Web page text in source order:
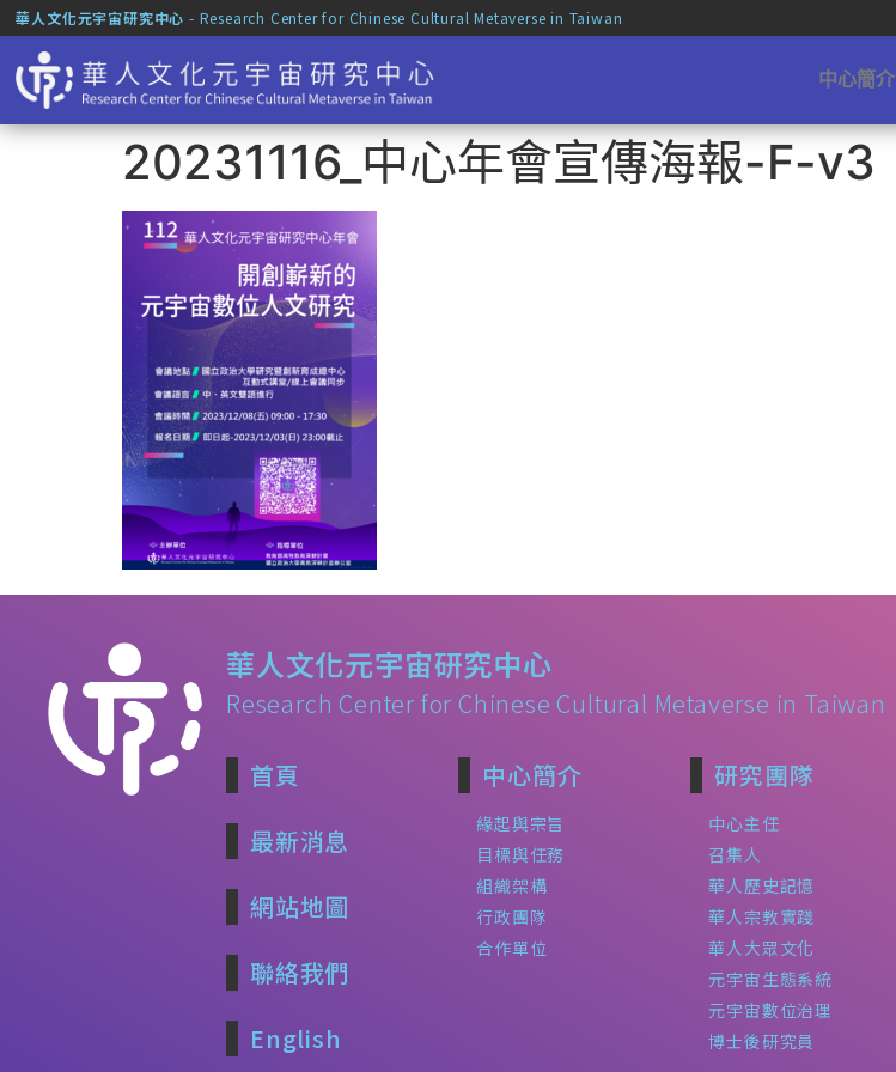
華人文化元宇宙研究中心 - Research Center for Chinese Cultural Metaverse in Taiwan
中心簡介
20231116_中心年會宣傳海報-F-v3
華人文化元宇宙研究中心
Research Center for Chinese Cultural Metaverse in Taiwan
首頁
最新消息
網站地圖
聯絡我們
English
中心簡介
緣起與宗旨
目標與任務
組織架構
行政團隊
合作單位
研究團隊
中心主任
召集人
華人歷史記憶
華人宗教實踐
華人大眾文化
元宇宙生態系統
元宇宙數位治理
博士後研究員